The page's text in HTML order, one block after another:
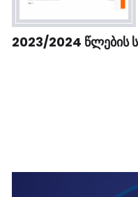
2023/2024 ᲬᲚᲔᲑᲘᲡ